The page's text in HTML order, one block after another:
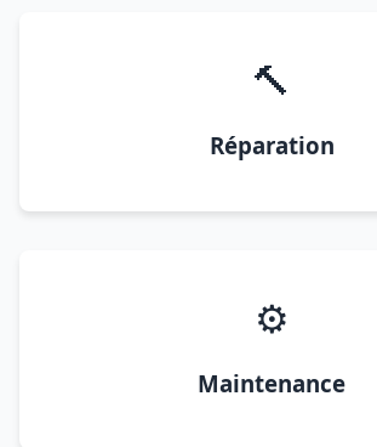
🔨
Réparation
⚙️
Maintenance